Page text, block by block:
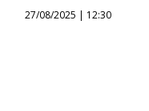
27/08/2025 | 12:30